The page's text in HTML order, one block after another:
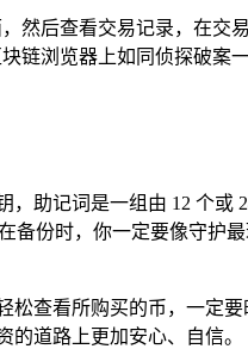
然后查看交易记录，在交
链浏览器上如同侦探破案
助记词是一组由 12 个或
备份时，你一定要像守护
查看所购买的币，一定
道路上更加安心、自信。